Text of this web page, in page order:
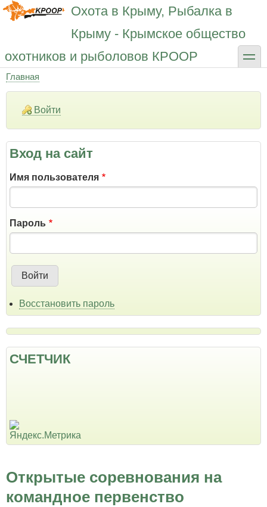
Перейти
Охота в Крыму, Рыбалка в
Крыму - Крымское общество
охотников и рыболовов КРООР
toggle
Строка
навигации
Главная
Войти
Вход на сайт
Имя пользователя
Пароль
Восстановить пароль
СЧЕТЧИК
Открытые соревнования на
командное первенство